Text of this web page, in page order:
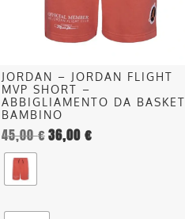
JORDAN – JORDAN FLIGHT
MVP SHORT –
ABBIGLIAMENTO DA BASKET
BAMBINO
45,00€36,00 €
pagina
del
prodotto